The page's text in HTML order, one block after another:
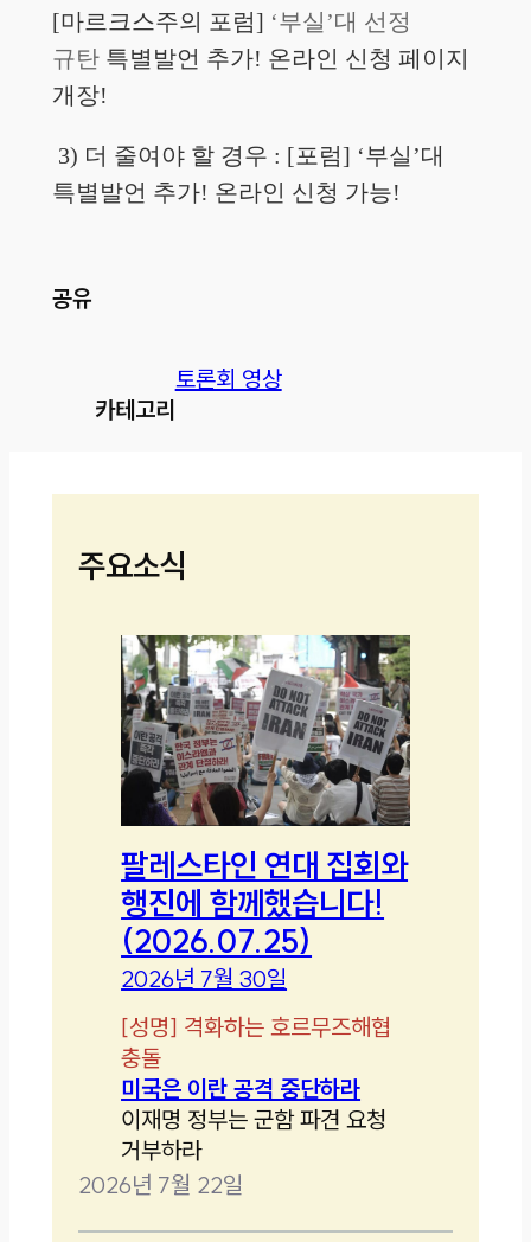
[마르크스주의 포럼] ‘부실’대 선정
규탄 특별발언 추가! 온라인 신청 페이지
개장!
3) 더 줄여야 할 경우 : [포럼] ‘부실’대
특별발언 추가! 온라인 신청 가능!
공유
카테고리
토론회 영상
주요소식
팔레스타인 연대 집회와
행진에 함께했습니다!
(2026.07.25)
2026년 7월 30일
[성명] 격화하는 호르무즈해협
충돌
미국은 이란 공격 중단하라
이재명 정부는 군함 파견 요청
거부하라
2026년 7월 22일